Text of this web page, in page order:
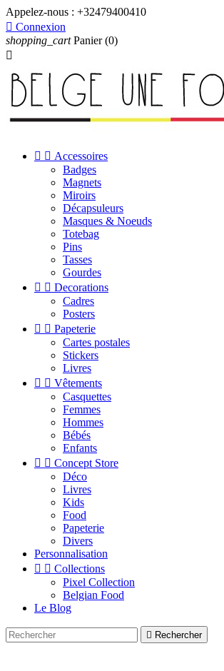
Appelez-nous : +32479400410
 Connexion
shopping_cart Panier (0)

  Accessoires
Badges
Magnets
Miroirs
Décapsuleurs
Masques & Noeuds
Totebag
Pins
Tasses
Gourdes
  Decorations
Cadres
Posters
  Papeterie
Cartes postales
Stickers
Livres
  Vêtements
Casquettes
Femmes
Hommes
Bébés
Enfants
  Concept Store
Déco
Livres
Kids
Food
Papeterie
Divers
Personnalisation
  Collections
Pixel Collection
Belgian Food
Le Blog
 Rechercher